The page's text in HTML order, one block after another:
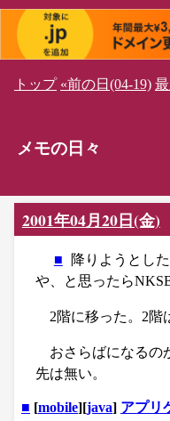
トップ «前の日(04-19)
メモの日々
2001年04月20日(金)
■
降りようとし
や、と思ったら
2階に移った。2階
おさらばになるの
先は無い。
■ [mobile][java] アプリ